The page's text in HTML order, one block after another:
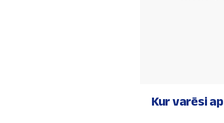
Kur varēsi